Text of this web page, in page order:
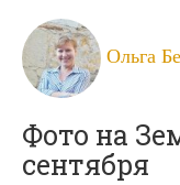
Ольга
Фото на
сентября